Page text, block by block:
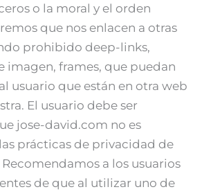
o la moral y el orden
que nos enlacen a otras
prohibido deep-links,
imagen, frames, que puedan
usuario que están en otra web
El usuario debe ser
jose-david.com no es
prácticas de privacidad de
Recomendamos a los usuarios
de que al utilizar uno de